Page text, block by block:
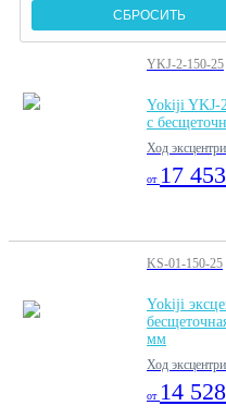
YKJ-2-150-25
Yokiji YKJ-
с
Ход
от 17 453
KS-01-150-25
Yokiji
мм
Ход
от 14 528